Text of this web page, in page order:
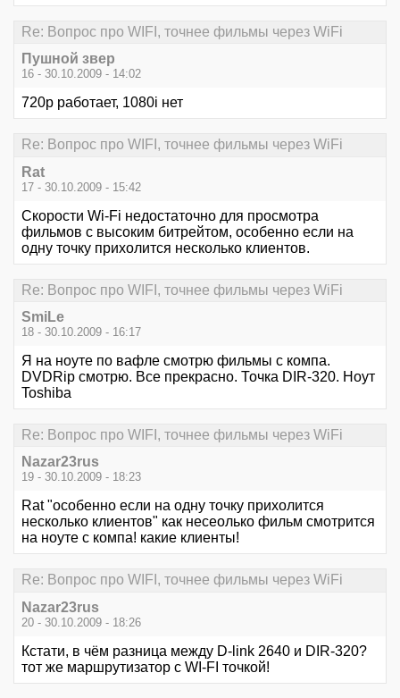
Re: Вопрос про WIFI, точнее фильмы через WiFi
Пушной звер
16 - 30.10.2009 - 14:02
720р работает, 1080i нет
Re: Вопрос про WIFI, точнее фильмы через WiFi
Rat
17 - 30.10.2009 - 15:42
Скорости Wi-Fi недостаточно для просмотра
фильмов с высоким битрейтом, особенно если на
одну точку прихолится несколько клиентов.
Re: Вопрос про WIFI, точнее фильмы через WiFi
SmiLe
18 - 30.10.2009 - 16:17
Я на ноуте по вафле смотрю фильмы с компа.
DVDRip смотрю. Все прекрасно. Точка DIR-320. Ноут
Toshiba
Re: Вопрос про WIFI, точнее фильмы через WiFi
Nazar23rus
19 - 30.10.2009 - 18:23
Rat "особенно если на одну точку прихолится
несколько клиентов" как несеолько фильм смотрится
на ноуте с компа! какие клиенты!
Re: Вопрос про WIFI, точнее фильмы через WiFi
Nazar23rus
20 - 30.10.2009 - 18:26
Кстати, в чём разница между D-link 2640 и DIR-320?
тот же маршрутизатор с WI-FI точкой!